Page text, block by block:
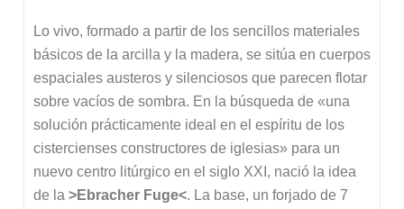
Lo vivo, formado a partir de los sencillos materiales
básicos de la arcilla y la madera, se sitúa en cuerpos
espaciales austeros y silenciosos que parecen flotar
sobre vacíos de sombra. En la búsqueda de «una
solución prácticamente ideal en el espíritu de los
cistercienses constructores de iglesias» para un
nuevo centro litúrgico en el siglo XXI, nació la idea
de la >Ebracher Fuge<. La base, un forjado de 7